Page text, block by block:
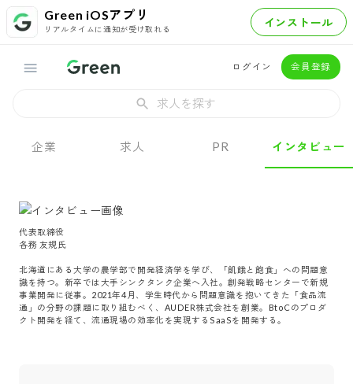
Green iOSアプリ
リアルタイムに通知が受け取れる インストール
ログイン 会員登録
求人を探す
企業 求人 PR インタビュー
代表取締役
各務 友規氏
北海道にある大学の農学部で開発経済学を学び、「飢餓と飽食」への問題意
識を持つ。新卒では大手シンクタンク企業へ入社。創発戦略センターで新規
事業開発に従事。2021年4月、学生時代から問題意識を抱いてきた「食品流
通」の分野の課題に取り組むべく、AUDER株式会社を創業。BtoCのプロダ
クト開発を経て、流通現場の効率化を実現するSaaSを開発する。